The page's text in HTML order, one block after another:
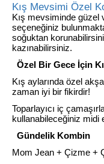
Kış Mevsimi Özel
Kış mevsiminde
seçeneğiniz
soğuktan
kazınabilirsiniz.
Özel Bir Gece İçin
Kış aylarında özel
zaman iyi bir fikirdir!
Toparlayıcı iç
kullanabileceğiniz midi
Gündelik Kombin
Mom Jean + Çizme +